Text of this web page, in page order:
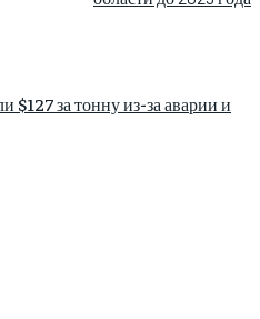
$127 за тонну из-за аварии и